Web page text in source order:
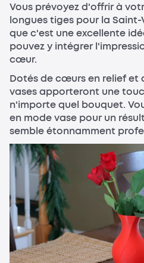
Vous prévoyez d'offrir à
longues tiges pour la Saint-
que c'est une excellente
pouvez y intégrer
cœur.
Dotés de cœurs en relief et
vases apporteront une
n'importe quel bouquet.
en mode vase pour un
semble étonnamment